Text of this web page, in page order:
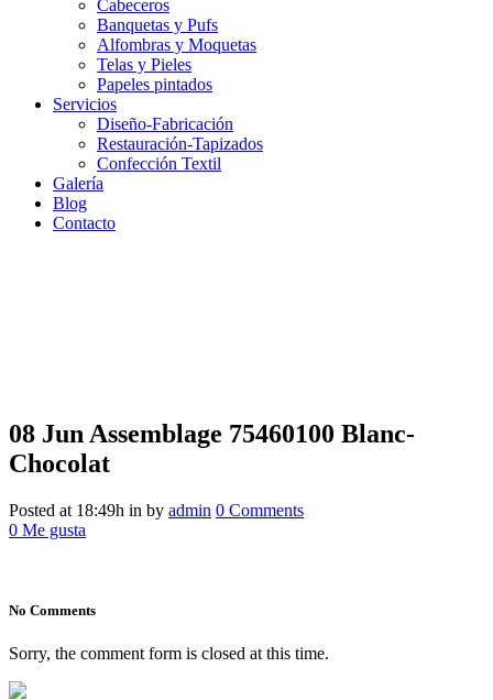
Cabeceros
Banquetas y Pufs
Alfombras y Moquetas
Telas y Pieles
Papeles pintados
Servicios
Diseño-Fabricación
Restauración-Tapizados
Confección Textil
Galería
Blog
Contacto
Assemblage 75460100 Blanc-
Chocolat
08 Jun Assemblage 75460100 Blanc-
Chocolat
Posted at 18:49h in by admin 0 Comments
0 Me gusta
No Comments
Sorry, the comment form is closed at this time.